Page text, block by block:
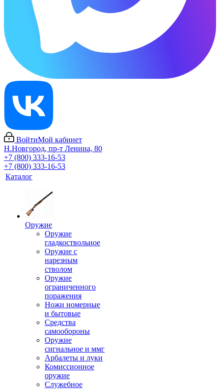
ВойтиМой кабинет
Н.Новгород, пр-т Ленина, 80
+7 (800) 333-16-53
+7 (800) 333-16-53
Каталог
Оружие
Оружие
гладкоствольное
Оружие с
нарезным
стволом
Оружие
ограниченного
поражения
Ножи номерные
и бытовые
Средства
самообороны
Оружие
сигнальное и ммг
Арбалеты и луки
Комиссионное
оружие
Служебное